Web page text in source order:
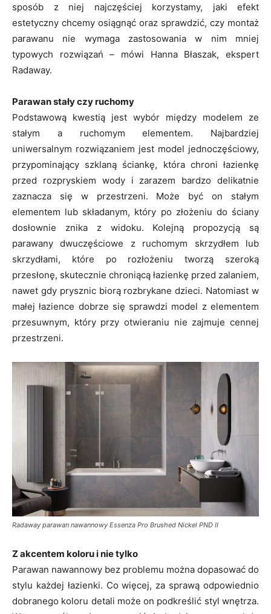
sposób z niej najczęściej korzystamy, jaki efekt
estetyczny chcemy osiągnąć oraz sprawdzić, czy montaż
parawanu nie wymaga zastosowania w nim mniej
typowych rozwiązań – mówi Hanna Błaszak, ekspert
Radaway.
Parawan stały czy ruchomy
Podstawową kwestią jest wybór między modelem ze
stałym a ruchomym elementem. Najbardziej
uniwersalnym rozwiązaniem jest model jednoczęściowy,
przypominający szklaną ściankę, która chroni łazienkę
przed rozpryskiem wody i zarazem bardzo delikatnie
zaznacza się w przestrzeni. Może być on stałym
elementem lub składanym, który po złożeniu do ściany
dosłownie znika z widoku. Kolejną propozycją są
parawany dwuczęściowe z ruchomym skrzydłem lub
skrzydłami, które po rozłożeniu tworzą szeroką
przesłonę, skutecznie chroniącą łazienkę przed zalaniem,
nawet gdy prysznic biorą rozbrykane dzieci. Natomiast w
małej łazience dobrze się sprawdzi model z elementem
przesuwnym, który przy otwieraniu nie zajmuje cennej
przestrzeni.
Radaway parawan nawannowy Essenza Pro Brushed Nickel PND II
Z akcentem koloru i nie tylko
Parawan nawannowy bez problemu można dopasować do
stylu każdej łazienki. Co więcej, za sprawą odpowiednio
dobranego koloru detali może on podkreślić styl wnętrza.